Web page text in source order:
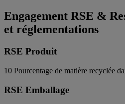
Engagement RSE &
et réglementations
RSE Produit
10 Pourcentage de matière recyclée
RSE Emballage